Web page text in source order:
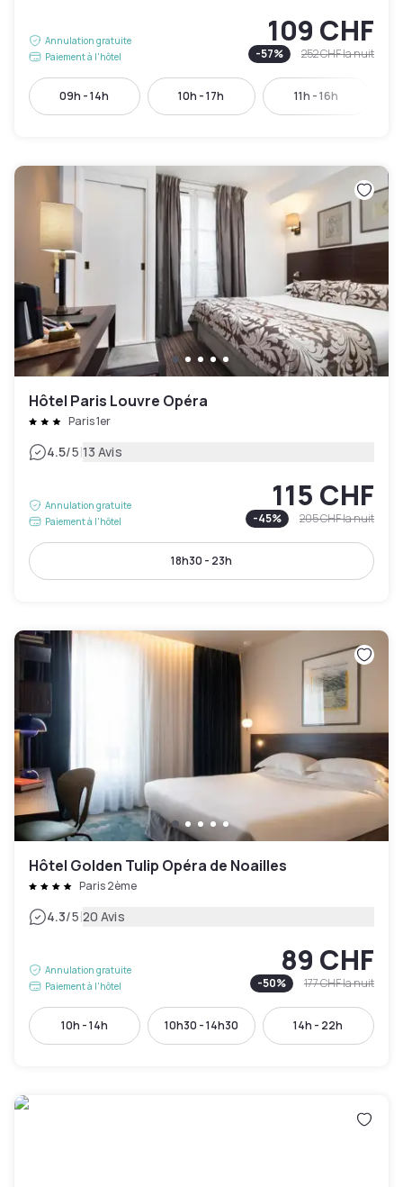
Annulation gratuite
Paiement à l'hôtel
109 CHF
-57% 252 CHFla nuit
09h - 14h 10h - 17h 11h - 16h
Hôtel Paris Louvre Opéra
Paris 1er
4.5/5|13 Avis
Annulation gratuite
Paiement à l'hôtel
115 CHF
-45% 205 CHFla nuit
18h30 - 23h
Hôtel Golden Tulip Opéra de Noailles
Paris 2ème
4.3/5|20 Avis
Annulation gratuite
Paiement à l'hôtel
89 CHF
-50% 177 CHFla nuit
10h - 14h 10h30 - 14h30 14h - 22h